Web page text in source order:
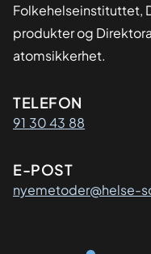
Folkehelseinstituttet,
produkter og
atomsikkerhet.
TELEFON
91 30 43 88
E-POST
nyemetoder@helse-
Organisasjon